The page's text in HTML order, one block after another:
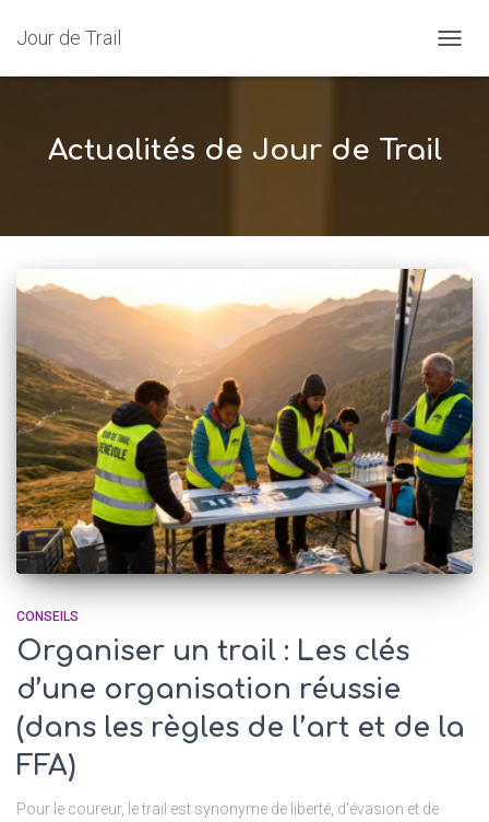
Jour de Trail
Actualités de Jour de Trail
CONSEILS
Organiser un trail : Les clés
d’une organisation réussie
(dans les règles de l’art et de la
FFA)
Pour le coureur, le trail est synonyme de liberté, d’évasion et de